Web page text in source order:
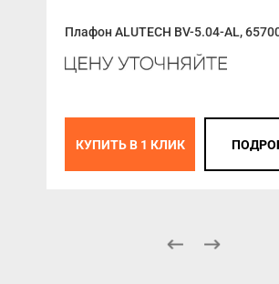
Плафон ALUTECH BV-5.04-AL,
КУПИТЬ В 1 КЛИК